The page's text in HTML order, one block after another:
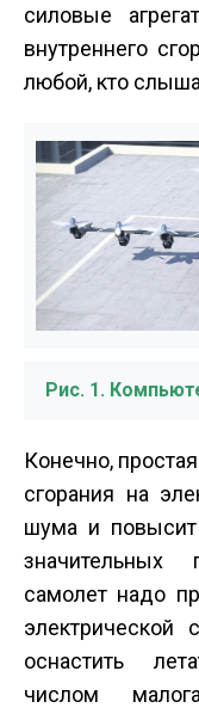
силовые
внутреннего
любой, кто
Рис. 1.
Конечно,
сгорания на
шума и
значительных
самолет надо
электрической
оснастить
числом